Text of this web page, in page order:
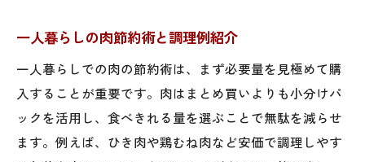
一人暮らしの肉節約術と調理例紹介
一人暮らしでの肉の節約術は、まず必要量を見極めて購
入することが重要です。肉はまとめ買いよりも小分けパ
ックを活用し、食べきれる量を選ぶことで無駄を減らせ
ます。例えば、ひき肉や鶏むね肉など安価で調理しやす